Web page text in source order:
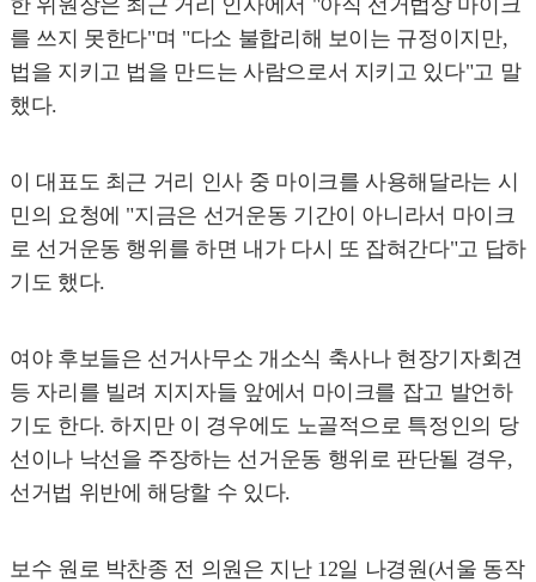
를 쓰지 못한다"며 "다소 불합리해 보이는 규정이지만,
법을 지키고 법을 만드는 사람으로서 지키고 있다"고 말
했다.
이 대표도 최근 거리 인사 중 마이크를 사용해달라는 시
민의 요청에 "지금은 선거운동 기간이 아니라서 마이크
로 선거운동 행위를 하면 내가 다시 또 잡혀간다"고 답하
기도 했다.
여야 후보들은 선거사무소 개소식 축사나 현장기자회견
등 자리를 빌려 지지자들 앞에서 마이크를 잡고 발언하
기도 한다. 하지만 이 경우에도 노골적으로 특정인의 당
선이나 낙선을 주장하는 선거운동 행위로 판단될 경우,
선거법 위반에 해당할 수 있다.
보수 원로 박찬종 전 의원은 지난 12일 나경원(서울 동작